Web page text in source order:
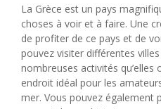
La Grèce est un pays
choses à voir et à faire. Une
de profiter de ce pays et de
pouvez visiter différentes
nombreuses activités
endroit idéal pour les
mer. Vous pouvez également